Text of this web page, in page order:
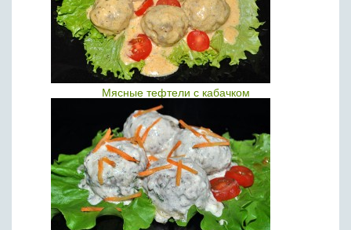
Мясные тефтели с кабачком